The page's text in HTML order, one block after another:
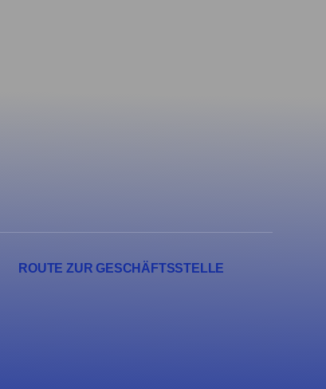
ROUTE ZUR GESCHÄFTSSTELLE